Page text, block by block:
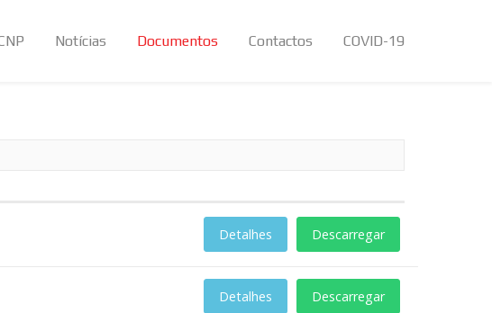
Notícias Documentos Contactos COVID-19
Descarregar
Detalhes
Descarregar
Detalhes